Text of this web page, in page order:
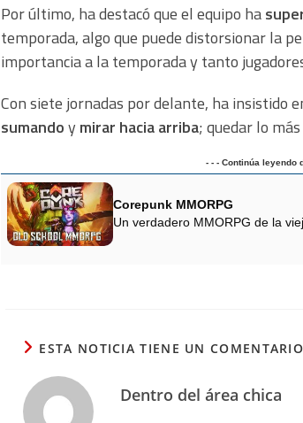
Por último, ha destacó que el equipo ha
temporada, algo que puede distorsionar la
importancia a la temporada y tanto
Con siete jornadas por delante, ha insistido
sumandoy mirar hacia arriba; quedar lo
- - - Continúa leyendo
Corepunk MMORPG
Un verdadero MMORPG de la
ESTA NOTICIA TIENE UN COMENTARIO
Dentro del área chica